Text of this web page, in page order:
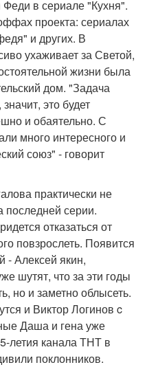
в сериале "Кухня".
проекта: сериалах
и других. В
ухаживает за Светой,
жизни была
дом. "Задача
это будет
и обаятельно. С
много интересного и
союз" - говорит
практически не
последней серии.
отказаться от
повзрослеть. Появится
- Алексей якин,
шутят, что за эти годы
но и заметно облысеть.
и Виктор Логинов c
Даша и гена уже
летия канала ТНТ в
поклонников.